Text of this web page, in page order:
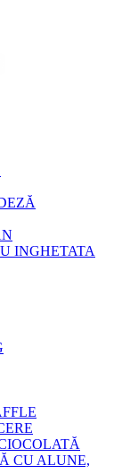
INGHETATA
CU ALUNE,